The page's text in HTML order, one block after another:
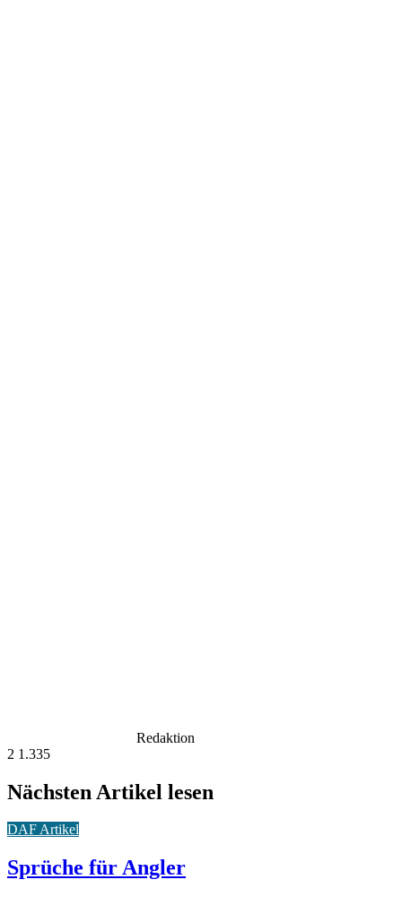
Redaktion
2 1.335
Nächsten Artikel lesen
DAF Artikel
Sprüche für Angler